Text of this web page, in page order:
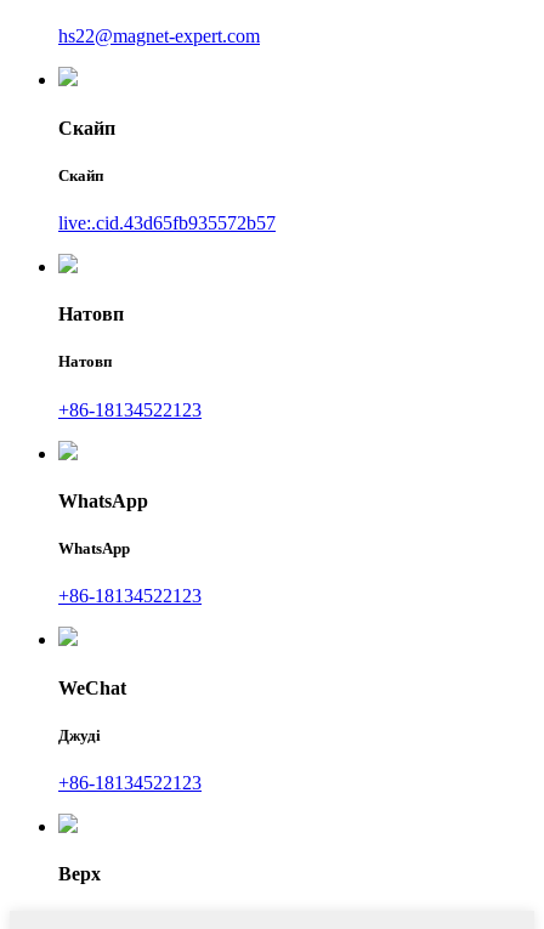
hs22@magnet-expert.com
Скайп
Скайп
live:.cid.43d65fb935572b57
Натовп
Натовп
+86-18134522123
WhatsApp
WhatsApp
+86-18134522123
WeChat
Джуді
+86-18134522123
Верх